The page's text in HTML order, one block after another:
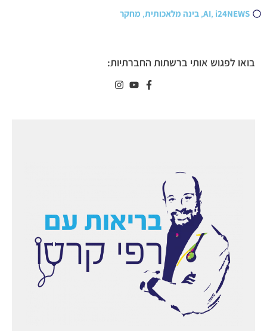
AI, i24NEWS
, בינה מלאכותית, מחקר
בואו לפגוש אותי ברשתות החברתיות: